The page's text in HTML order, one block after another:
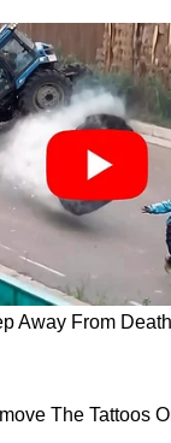
ప్రక్రియల
డిస్టిలేషన్
వంటి
అందువల్ల
స్పష్టం
the
social media
around
their
with E20 petrol.
ethanol used